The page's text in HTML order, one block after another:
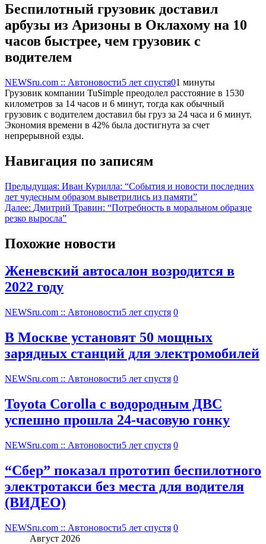
Беспилотный грузовик доставил
арбузы из Аризоны в Оклахому на 10
часов быстрее, чем грузовик с
водителем
NEWSru.com :: Автоновости5 лет спустя01 минуты
Грузовик компании TuSimple преодолел расстояние в 1530
километров за 14 часов и 6 минут, тогда как обычный
грузовик с водителем доставил бы груз за 24 часа и 6 минут.
Экономия времени в 42% была достигнута за счет
непрерывной езды.
Навигация по записям
Предыдущая: Иван Курилла: “События и новости последних
лет чудесным образом выветрились из памяти”
Далее: Дмитрий Травин: “Потребность в моральном образце
резко выросла”
Похожие новости
Женевский автосалон возродится в
2022 году
NEWSru.com :: Автоновости5 лет спустя 0
В Москве установят 50 мощных
зарядных станций для электромобилей
NEWSru.com :: Автоновости5 лет спустя 0
Toyota Corolla с водородным ДВС
успешно прошла 24-часовую гонку
NEWSru.com :: Автоновости5 лет спустя 0
“Сбер” показал прототип беспилотного
электротакси без места для водителя
(ВИДЕО)
NEWSru.com :: Автоновости5 лет спустя 0
Август 2026